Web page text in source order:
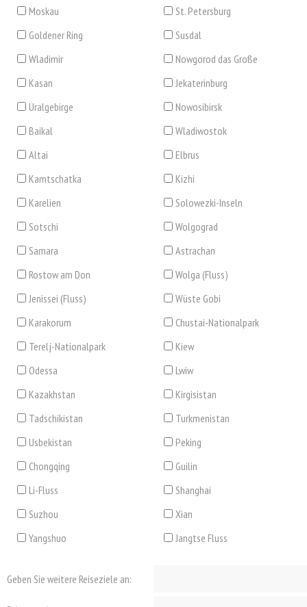
Moskau
St. Petersburg
Goldener Ring
Susdal
Wladimir
Nowgorod das Große
Kasan
Jekaterinburg
Uralgebirge
Nowosibirsk
Baikal
Wladiwostok
Altai
Elbrus
Kamtschatka
Kizhi
Karelien
Solowezki-Inseln
Sotschi
Wolgograd
Samara
Astrachan
Rostow am Don
Wolga (Fluss)
Jenissei (Fluss)
Wüste Gobi
Karakorum
Chustai-Nationalpark
Terelj-Nationalpark
Kiew
Odessa
Lwiw
Kazakhstan
Kirgisistan
Tadschikistan
Turkmenistan
Usbekistan
Peking
Chongqing
Guilin
Li-Fluss
Shanghai
Suzhou
Xian
Yangshuo
Jangtse Fluss
Geben Sie weitere Reiseziele an: